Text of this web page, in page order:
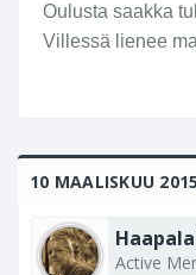
Oulusta saakka
Villessä lienee
10 MAALISKUU 2015
Active